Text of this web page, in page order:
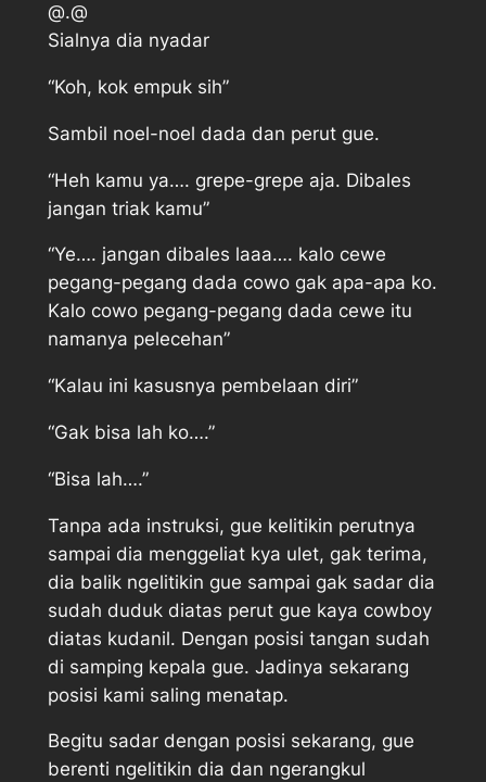
@.@
Sialnya dia nyadar
“Koh, kok empuk sih”
Sambil noel-noel dada dan perut gue.
“Heh kamu ya…. grepe-grepe aja. Dibales
jangan triak kamu”
“Ye…. jangan dibales laaa…. kalo cewe
pegang-pegang dada cowo gak apa-apa ko.
Kalo cowo pegang-pegang dada cewe itu
namanya pelecehan”
“Kalau ini kasusnya pembelaan diri”
“Gak bisa lah ko….”
“Bisa lah….”
Tanpa ada instruksi, gue kelitikin perutnya
sampai dia menggeliat kya ulet, gak terima,
dia balik ngelitikin gue sampai gak sadar dia
sudah duduk diatas perut gue kaya cowboy
diatas kudanil. Dengan posisi tangan sudah
di samping kepala gue. Jadinya sekarang
posisi kami saling menatap.
Begitu sadar dengan posisi sekarang, gue
berenti ngelitikin dia dan ngerangkul